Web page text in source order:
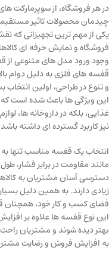
در هر فروشگاه، از سوپرمارکت
چیدمان محصولات تاثیر
یکی از مهم ترین تجهیزاتی که
فروشگاه و نمایش حرفه ای
قفسه های فلزی به دلیل دوام
و تنوع در طراحی، اولین
این ویژگی ها باعث شده است که
غذایی، بلکه در داروخانه ها،
نیز کاربرد گسترده ای داشته
انتخاب یک قفسه مناسب تنها
مانند مقاومت در برابر فشار،
دسترسی آسان مشتریان به
زیادی دارند. به همین دلیل
فضای کسب و کار خود، همچنان
این نوع قفسه ها علاوه بر
بهتر دیده شوند و مشتریان راحت
به افزایش فروش و رضایت